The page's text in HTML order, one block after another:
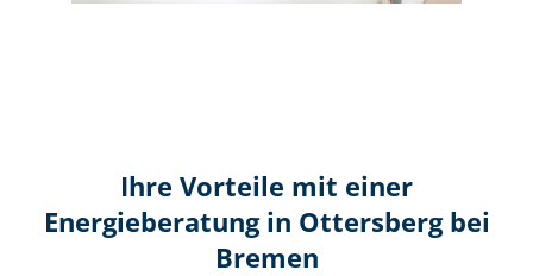
Ihre Vorteile mit einer
Energieberatung in Ottersberg bei
Bremen